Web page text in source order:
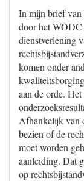
In mijn brief van
door het WODC
dienstverlening
komen onder
aan de orde.
Afhankelijk van
bezien of de
moet worden
aanleiding. Dat
op